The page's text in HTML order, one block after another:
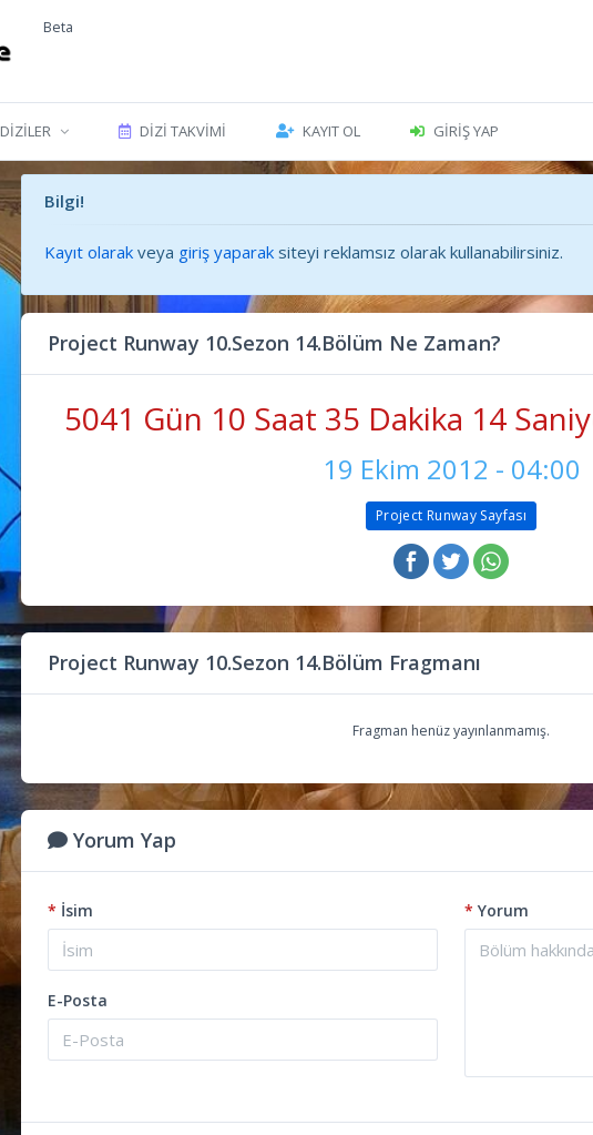
Beta
DIZILER DIZI TAKVIMI KAYIT OL GIRIŞ YAP
Bilgi!
Kayıt olarak veya giriş yaparak siteyi reklamsız olarak kullanabilirsiniz.
Project Runway 10.Sezon 14.Bölüm Ne Zaman?
5041 Gün 10 Saat 35 Dakika 16
19 Ekim 2012 - 04:00
Project Runway Sayfası
Project Runway 10.Sezon 14.Bölüm Fragmanı
Fragman henüz yayınlanmamış.
Yorum Yap
* İsim
E-Posta
* Yorum